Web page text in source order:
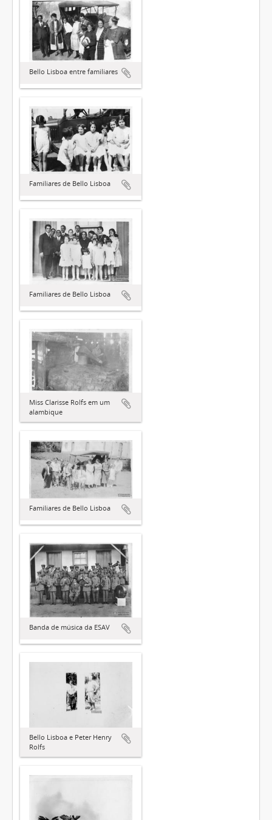
Bello Lisboa entre familiares
Familiares de Bello Lisboa
Familiares de Bello Lisboa
Miss Clarisse Rolfs em um
alambique
Familiares de Bello Lisboa
Banda de música da ESAV
Bello Lisboa e Peter Henry
Rolfs